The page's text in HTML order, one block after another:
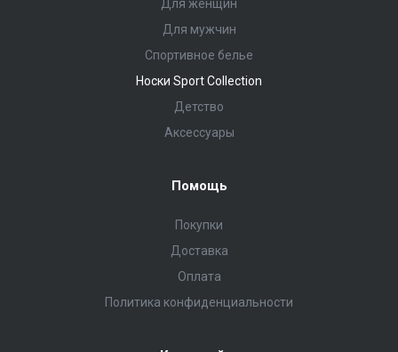
Для женщин
Для мужчин
Спортивное белье
Носки Sport Collection
Детство
Аксессуары
Помощь
Покупки
Доставка
Оплата
Политика конфиденциальности